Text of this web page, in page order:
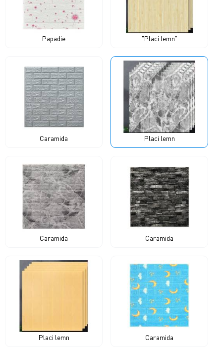
Papadie "Placi lemn"
Caramida Placi lemn
Caramida Caramida
Placi lemn Caramida